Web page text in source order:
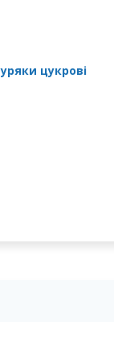
буряки цукрові